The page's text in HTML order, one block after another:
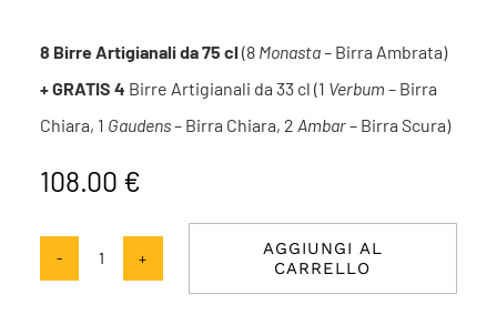
8 Birre Artigianali da 75 cl (8 Monasta – Birra Ambrata)
+ GRATIS 4 Birre Artigianali da 33 cl (1 Verbum – Birra
Chiara, 1 Gaudens– Birra Chiara, 2 Ambar– Birra Scura)
108.00 €
Passione
AGGIUNGI AL
CARRELLO